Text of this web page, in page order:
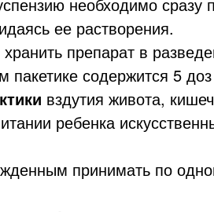
ее растворения.
препарат в
пакетике содержится 5
вздутия живота,
ребенка
принимать по